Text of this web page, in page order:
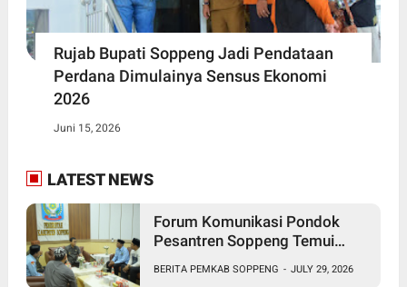
Rujab Bupati Soppeng Jadi Pendataan
Perdana Dimulainya Sensus Ekonomi
2026
Juni 15, 2026
LATEST NEWS
Forum Komunikasi Pondok
Pesantren Soppeng Temui
BERITA PEMKAB SOPPENG - JULY 29, 2026